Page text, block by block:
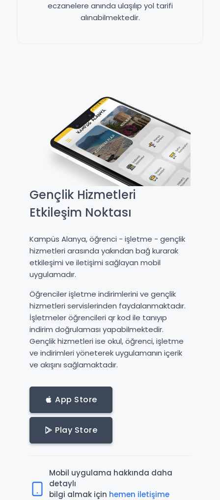
eczanelere anında ulaşılıp yol tarifi
alınabilmektedir.
Gençlik Hizmetleri
Etkileşim Noktası
Kampüs Alanya, öğrenci - işletme - gençlik
hizmetleri arasında yakından bağ kurarak
etkileşimi ve iletişimi sağlayan mobil
uygulamadır.
Öğrenciler işletme indirimlerini ve gençlik
hizmetleri servislerinden faydalanmaktadır.
İşletmeler öğrencileri qr kod ile tanıyıp
indirim doğrulaması yapabilmektedir.
Gençlik hizmetleri ise okul, öğrenci, işletme
ve indirimleri yöneterek uygulamanın içerik
ve akışını sağlamaktadır.
App Store
Play Store
Mobil uygulama hakkında daha
detaylı
bilgi almak için hemen iletişime